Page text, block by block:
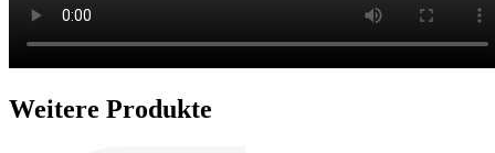
Weitere Produkte